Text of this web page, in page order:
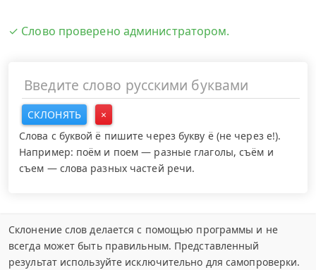
✓ Слово проверено администратором.
СКЛОНЯТЬ
×
Слова с буквой ё пишите через букву ё (не через е!).
Например: поём и поем — разные глаголы, съём и
съем — слова разных частей речи.
Склонение слов делается с помощью программы и не
всегда может быть правильным. Представленный
результат используйте исключительно для самопроверки.